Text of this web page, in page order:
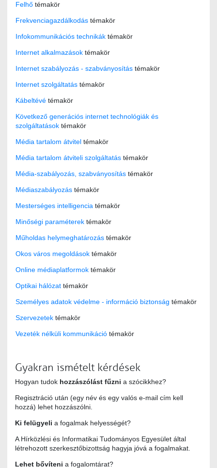
Felhő témakör
Frekvenciagazdálkodás témakör
Infokommunikációs technikák témakör
Internet alkalmazások témakör
Internet szabályozás - szabványosítás témakör
Internet szolgáltatás témakör
Kábeltévé témakör
Következő generációs internet technológiák és
szolgáltatások témakör
Média tartalom átvitel témakör
Média tartalom átviteli szolgáltatás témakör
Média-szabályozás, szabványosítás témakör
Médiaszabályozás témakör
Mesterséges intelligencia témakör
Minőségi paraméterek témakör
Műholdas helymeghatározás témakör
Okos város megoldások témakör
Online médiaplatformok témakör
Optikai hálózat témakör
Személyes adatok védelme - információ biztonság témakör
Szervezetek témakör
Vezeték nélküli kommunikáció témakör
Gyakran ismételt kérdések
Hogyan tudok hozzászólást fűzni a szócikkhez?
Regisztráció után (egy név és egy valós e-mail cím kell
hozzá) lehet hozzászólni.
Ki felügyeli a fogalmak helyességét?
A Hírközlési és Informatikai Tudományos Egyesület által
létrehozott szerkesztőbizottság hagyja jóvá a fogalmakat.
Lehet bővíteni a fogalomtárat?